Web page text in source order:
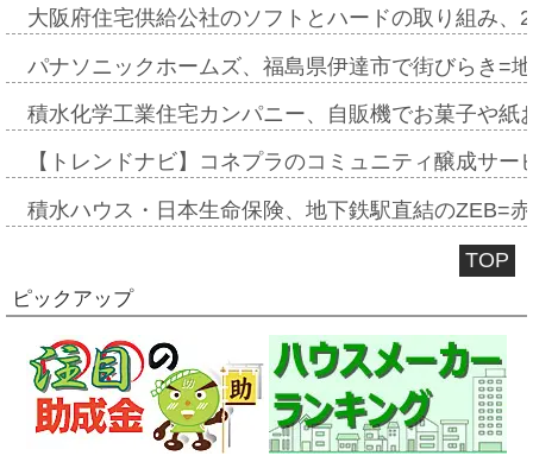
大阪府住宅供給公社のソフトとハードの取り組み
パナソニックホームズ、福島県伊達市で街びらき=
積水化学工業住宅カンパニー、自販機でお菓子や
【トレンドナビ】コネプラのコミュニティ醸成サ
積水ハウス・日本生命保険、地下鉄駅直結のZEB=
TOP
ピックアップ